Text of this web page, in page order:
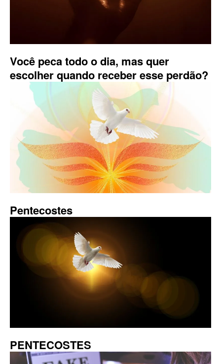
Você peca todo o dia, mas quer
escolher quando receber esse perdão?
Pentecostes
PENTECOSTES